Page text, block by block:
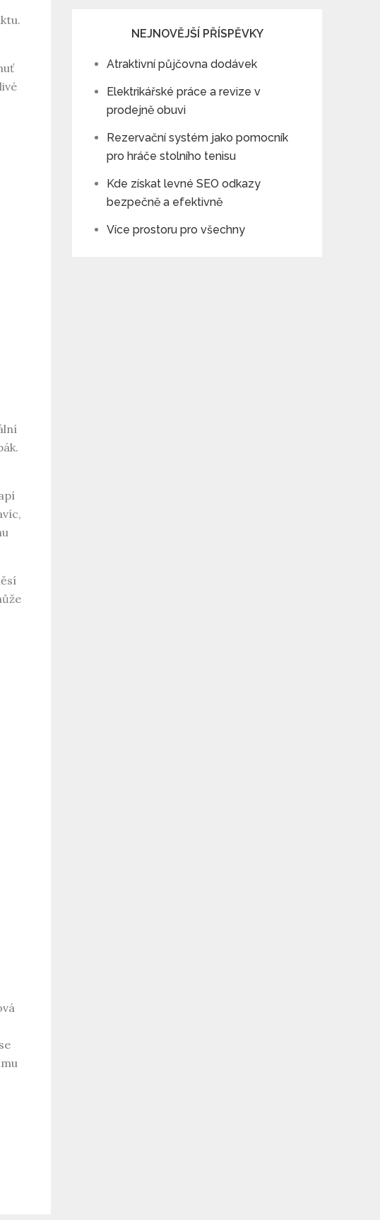
NEJNOVĚJŠÍ PŘÍSPĚVKY
Atraktivní půjčovna dodávek
Elektrikářské práce a revize v
prodejně obuvi
Rezervační systém jako pomocník
pro hráče stolního tenisu
Kde získat levné SEO odkazy
bezpečně a efektivně
Více prostoru pro všechny